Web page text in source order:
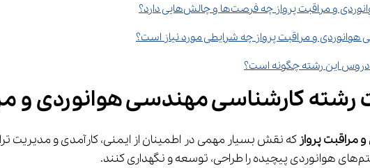
پرواز چه فرصت‌ها و چالش‌هایی دارد؟
و مراقبت پرواز چه شرایطی مورد نیاز است؟
این رشته چگونه است؟
مراقبت پرواز